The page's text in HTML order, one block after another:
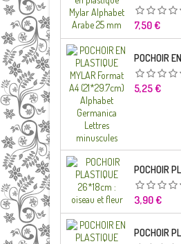
Prix
7,50 €
Prix
5,25 €
Prix
3,90 €